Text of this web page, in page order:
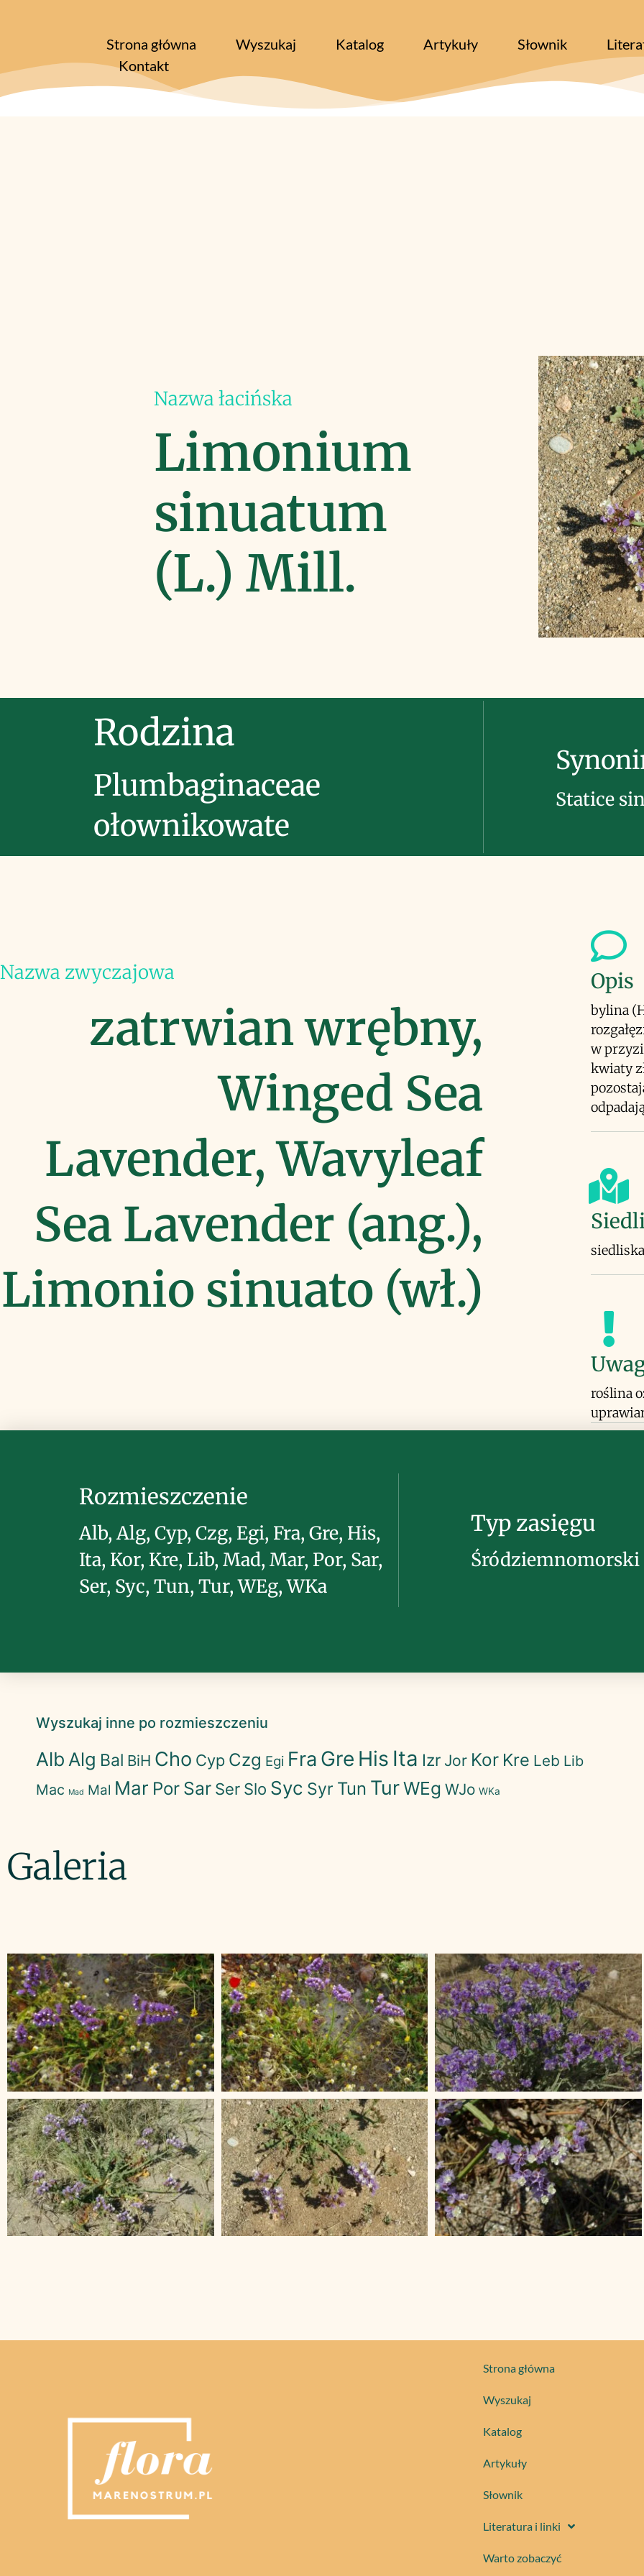
Strona główna Wyszukaj Katalog Artykuły Słownik
Kontakt
Nazwa łacińska
Limonium
sinuatum
(L.) Mill.
Rodzina
Plumbaginaceae
ołownikowate
Statice
Nazwa zwyczajowa
zatrwian wrębny,
Winged Sea
Lavender, Wavyleaf
Sea Lavender (ang.),
Limonio sinuato (wł.)
Opis
bylina
w
kwiaty
roślina
Rozmieszczenie
Alb, Alg, Cyp, Czg, Egi, Fra, Gre, His,
Ita, Kor, Kre, Lib, Mad, Mar, Por, Sar,
Ser, Syc, Tun, Tur, WEg, WKa
Typ zasięgu
Śródziemnomorski
Wyszukaj inne po rozmieszczeniu
Alb Alg Bal BiH Cho Cyp Czg Egi Fra Gre His Ita Izr Jor Kor Kre Leb Lib
Mac Mad Mal Mar Por Sar Ser Slo Syc Syr Tun TurWEg WJo WKa
Galeria
Strona główna
Wyszukaj
Katalog
Artykuły
Słownik
Literatura i linki
Warto zobaczyć